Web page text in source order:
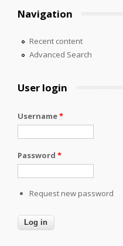
Navigation
Recent content
Advanced Search
User login
Username*
Password *
Request new password